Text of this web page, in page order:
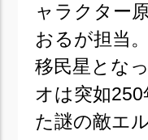
ャラクター
おるが担当
移民星とな
オは突如
た謎の敵エ